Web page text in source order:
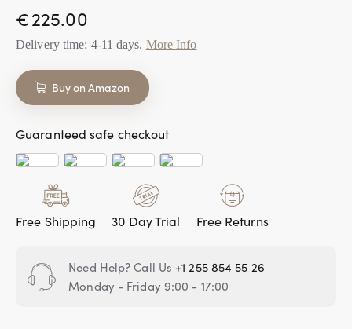
mas:
5 (viso
įvertinim
€225.00
Delivery time: 4-11 days. More Info
Buy on Amazon
Guaranteed safe checkout
Free Shipping 30 Day Trial Free Returns
Need Help? Call Us+1 255 854 55 26
Monday - Friday 9:00 - 17:00